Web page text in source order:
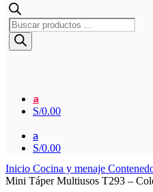
Búsqueda
de
productos
a
S/0.00
a
S/0.00
Inicio Cocina y menaje
Mini Táper Multiusos T293 –